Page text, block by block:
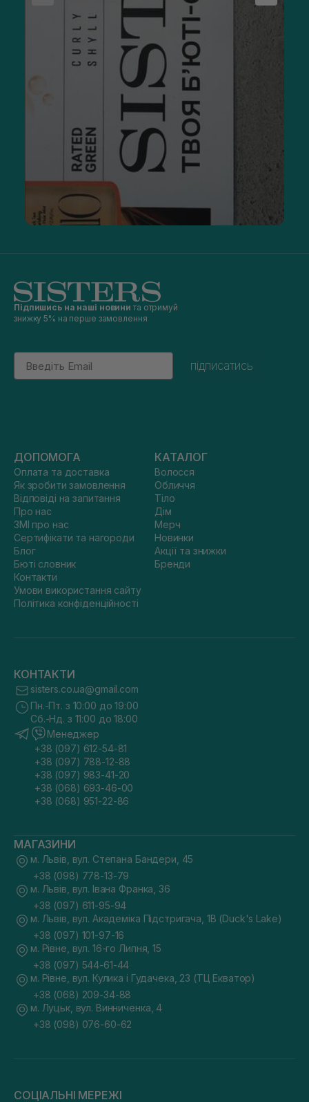
Підпишись на наші новини та отримуй
знижку 5% на перше замовлення
Email
підписатись
ДОПОМОГА
Оплата та доставка
Як зробити замовлення
Відповіді на запитання
Про нас
ЗМІ про нас
Сертифікати та нагороди
Блог
Бюті словник
Контакти
Умови використання сайту
Політика конфіденційності
КАТАЛОГ
Волосся
Обличчя
Тіло
Дім
Мерч
Новинки
Акції та знижки
Бренди
КОНТАКТИ
sisters.co.ua@gmail.com
Пн.-Пт. з 10:00 до 19:00
Сб.-Нд. з 11:00 до 18:00
Менеджер
+38 (097) 612-54-81
+38 (097) 788-12-88
+38 (097) 983-41-20
+38 (068) 693-46-00
+38 (068) 951-22-86
МАГАЗИНИ
м. Львів, вул. Степана Бандери, 45
+38 (098) 778-13-79
м. Львів, вул. Івана Франка, 36
+38 (097) 611-95-94
м. Львів, вул. Академіка Підстригача, 1В (Duck's Lake)
+38 (097) 101-97-16
м. Рівне, вул. 16-го Липня, 15
+38 (097) 544-61-44
м. Рівне, вул. Кулика і Гудачека, 23 (ТЦ Екватор)
+38 (068) 209-34-88
м. Луцьк, вул. Винниченка, 4
+38 (098) 076-60-62
СОЦІАЛЬНІ МЕРЕЖІ